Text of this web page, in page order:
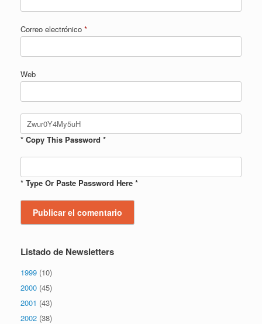
Correo electrónico *
Web
* Copy This Password *
* Type Or Paste Password Here *
Listado de Newsletters
1999 (10)
2000 (45)
2001 (43)
2002 (38)